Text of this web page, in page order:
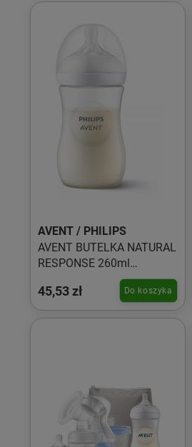
AVENT / PHILIPS
AVENT BUTELKA NATURAL
RESPONSE 260ml
45,53 zł Do koszyka